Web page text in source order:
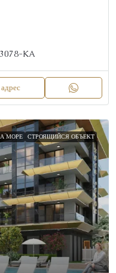
KA
МОРЕ СТРОЯЩИЙСЯ ОБЪЕКТ